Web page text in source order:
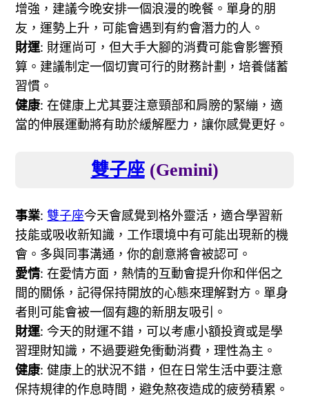
增強，建議今晚安排一個浪漫的晚餐。單身的朋
友，運勢上升，可能會遇到有約會潛力的人。
財運: 財運尚可，但大手大腳的消費可能會影響預
算。建議制定一個切實可行的財務計劃，培養儲蓄
習慣。
健康: 在健康上尤其要注意頸部和肩膀的緊繃，適
當的伸展運動將有助於緩解壓力，讓你感覺更好。
雙子座(Gemini)
事業:雙子座今天會感覺到格外靈活，適合學習新
技能或吸收新知識，工作環境中有可能出現新的機
會。多與同事溝通，你的創意將會被認可。
愛情: 在愛情方面，熱情的互動會提升你和伴侶之
間的關係，記得保持開放的心態來理解對方。單身
者則可能會被一個有趣的新朋友吸引。
財運: 今天的財運不錯，可以考慮小額投資或是學
習理財知識，不過要避免衝動消費，理性為主。
健康: 健康上的狀況不錯，但在日常生活中要注意
保持規律的作息時間，避免熬夜造成的疲勞積累。